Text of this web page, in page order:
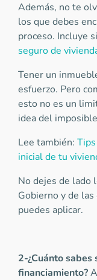
Además, no te
los que debes
proceso. Incluye
seguro de
Tener un
esfuerzo. Pero
esto no es un
idea del
Lee también:
inicial de tu
No dejes de lado
Gobierno y de las
puedes aplicar.
2-¿Cuánto
financiamiento?